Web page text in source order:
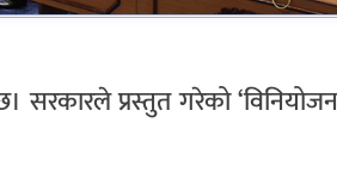
सरकारले प्रस्तुत गरेको